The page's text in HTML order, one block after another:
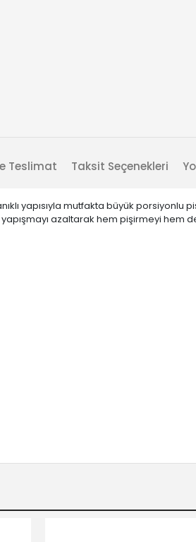
Teslimat Taksit Seçenekleri
yapısıyla mutfakta büyük porsiyonlu
yapışmayı azaltarak hem pişirmeyi hem